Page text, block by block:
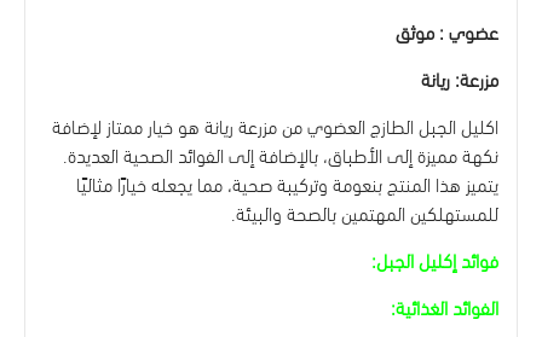
عضوي : موثق
مزرعة: ريانة
اكليل الجبل الطازج العضوي من مزرعة ريانة هو خيار ممتاز لإضافة
نكهة مميزة إلى الأطباق، بالإضافة إلى الفوائد الصحية العديدة.
يتميز هذا المنتج بنعومة وتركيبة صحية، مما يجعله خيارًا مثاليًا
للمستهلكين المهتمين بالصحة والبيئة.
فوائد إكليل الجبل:
الفوائد الغذائية: